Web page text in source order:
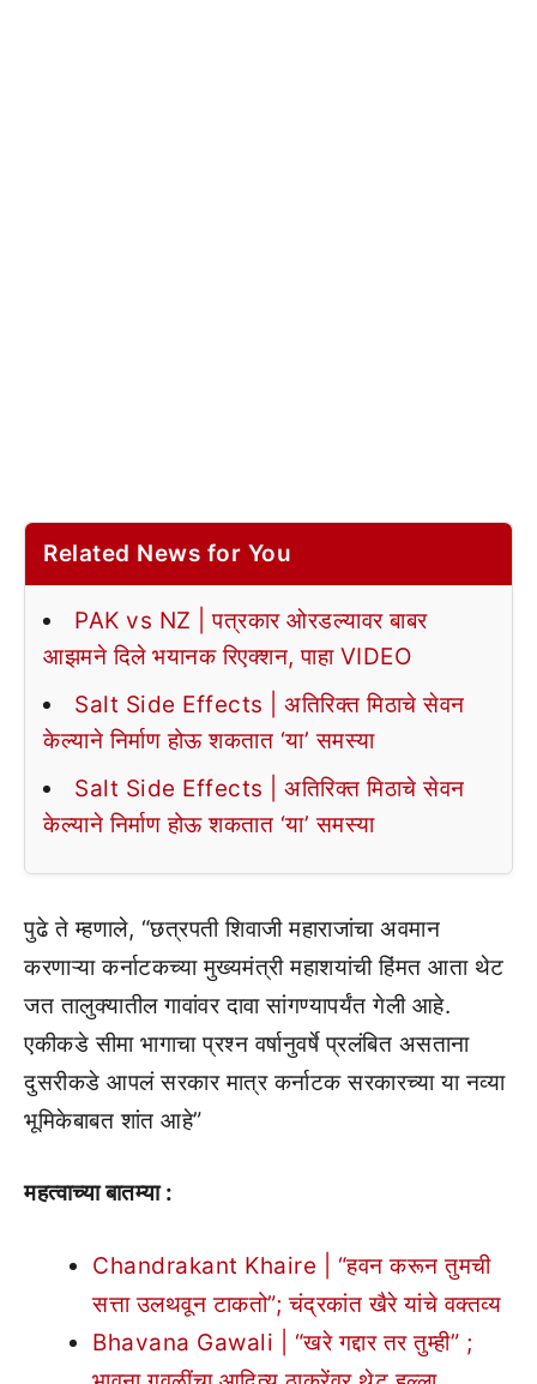
Related News for You
PAK vs NZ | पत्रकार ओरडल्यावर बाबर
आझमने दिले भयानक रिएक्शन, पाहा VIDEO
Salt Side Effects | अतिरिक्त मिठाचे सेवन
केल्याने निर्माण होऊ शकतात ‘या’ समस्या
Salt Side Effects | अतिरिक्त मिठाचे सेवन
केल्याने निर्माण होऊ शकतात ‘या’ समस्या
पुढे ते म्हणाले, “छत्रपती शिवाजी महाराजांचा अवमान
करणाऱ्या कर्नाटकच्या मुख्यमंत्री महाशयांची हिंमत आता थेट
जत तालुक्यातील गावांवर दावा सांगण्यापर्यंत गेली आहे.
एकीकडे सीमा भागाचा प्रश्न वर्षानुवर्षे प्रलंबित असताना
दुसरीकडे आपलं सरकार मात्र कर्नाटक सरकारच्या या नव्या
भूमिकेबाबत शांत आहे”
महत्वाच्या बातम्या :
Chandrakant Khaire | “हवन करून तुमची
सत्ता उलथवून टाकतो”; चंद्रकांत खैरे यांचे वक्तव्य
Bhavana Gawali | “खरे गद्दार तर तुम्ही” ;